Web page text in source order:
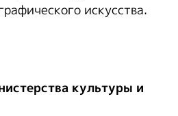
искусства.
культуры и